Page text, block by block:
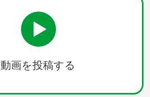
動画を投稿する